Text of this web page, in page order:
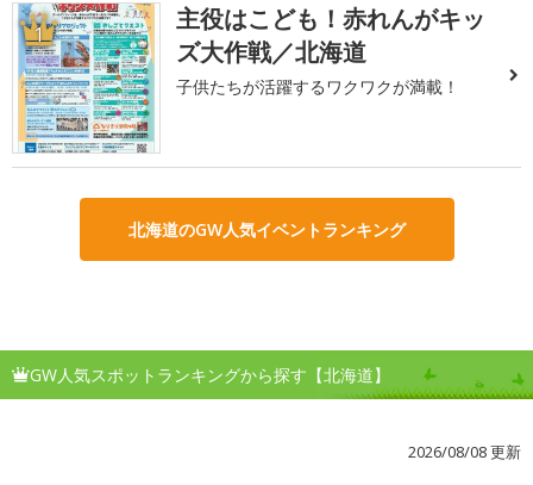
1
主役はこども！赤れんがキッ
ズ大作戦／北海道
子供たちが活躍するワクワクが満載！
北海道のGW人気イベントランキング
GW人気スポットランキングから探す【北海道】
2026/08/08 更新